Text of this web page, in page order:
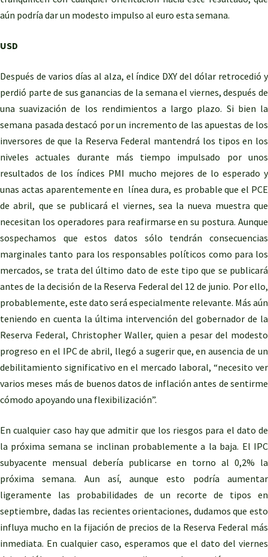
aún podría dar un modesto impulso al euro esta semana.
USD
Después de varios días al alza, el índice DXY del dólar retrocedió y
perdió parte de sus ganancias de la semana el viernes, después de
una suavización de los rendimientos a largo plazo. Si bien la
semana pasada destacó por un incremento de las apuestas de los
inversores de que la Reserva Federal mantendrá los tipos en los
niveles actuales durante más tiempo impulsado por unos
resultados de los índices PMI mucho mejores de lo esperado y
unas actas aparentemente en línea dura, es probable que el PCE
de abril, que se publicará el viernes, sea la nueva muestra que
necesitan los operadores para reafirmarse en su postura. Aunque
sospechamos que estos datos sólo tendrán consecuencias
marginales tanto para los responsables políticos como para los
mercados, se trata del último dato de este tipo que se publicará
antes de la decisión de la Reserva Federal del 12 de junio. Por ello,
probablemente, este dato será especialmente relevante. Más aún
teniendo en cuenta la última intervención del gobernador de la
Reserva Federal, Christopher Waller, quien a pesar del modesto
progreso en el IPC de abril, llegó a sugerir que, en ausencia de un
debilitamiento significativo en el mercado laboral, “necesito ver
varios meses más de buenos datos de inflación antes de sentirme
cómodo apoyando una flexibilización”.
En cualquier caso hay que admitir que los riesgos para el dato de
la próxima semana se inclinan probablemente a la baja. El IPC
subyacente mensual debería publicarse en torno al 0,2% la
próxima semana. Aun así, aunque esto podría aumentar
ligeramente las probabilidades de un recorte de tipos en
septiembre, dadas las recientes orientaciones, dudamos que esto
influya mucho en la fijación de precios de la Reserva Federal más
inmediata. En cualquier caso, esperamos que el dato del viernes